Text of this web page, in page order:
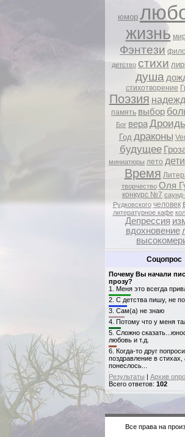
юмор
жизнь мир
Фэнтези
детство стихи
душа
стихотворение
Поэзия
память выбор
Бог вера
Год драконы
будущее
миниатюры лето дети
Время
творчество Оля
конкурс №7
Рудковского человек
литературное кафе
Депрессия
вдохновение
Соцопрос
Почему Вы начали
прозу?
1. Меня это всегда
2. С детства пишу, не
3. Сам(а) не знаю
4. Потому что у меня
5. Сложно
любовь и т.д.
6. Когда-то друг
поздравление в стихах,
понеслось...
Результаты | Архив
Всего ответов: 102
Все права на